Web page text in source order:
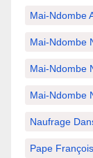
Mai-Ndombe
Mai-Ndombe
Mai-Ndombe
Mai-Ndombe
Naufrage
Pape